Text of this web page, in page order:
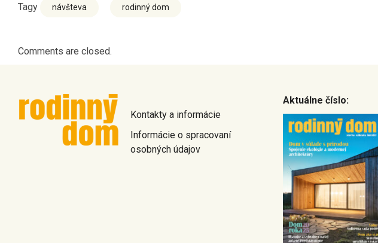
Tagy návšteva rodinný dom
Comments are closed.
Kontakty a informácie
Informácie o spracovaní
osobných údajov
Aktuálne číslo: